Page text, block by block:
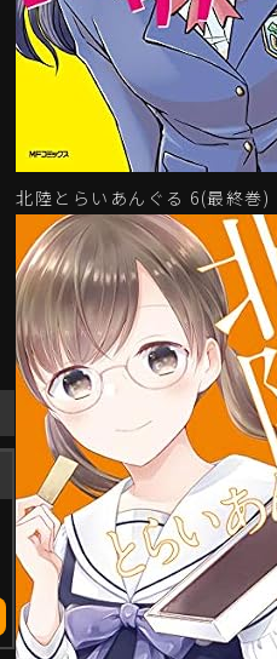
北陸とらいあんぐる 6(最終巻)